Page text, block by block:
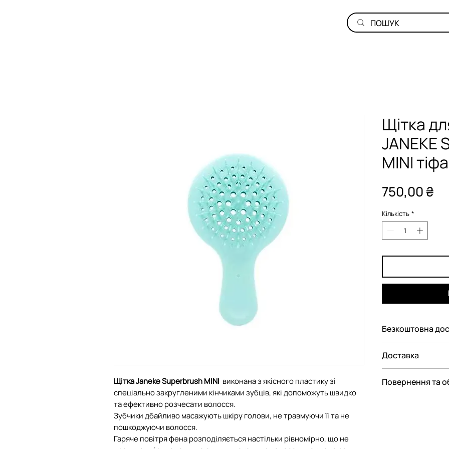
Щітка Janeke Superbrush MINI виконана з якісного пластику зі
спеціально закругленими кінчиками зубців, які допоможуть швидко
та ефективно розчесати волосся.
Зубчики дбайливо масажують шкіру голови, не травмуючи її та не
пошкоджуючи волосся.
Гаряче повітря фена розподіляється настільки рівномірно, що не
Щітка
JANEKE
MINI
750,00 ₴
Кількість *
Безкоштовна
Україні при
Доставка
замовлення:
Повернення та